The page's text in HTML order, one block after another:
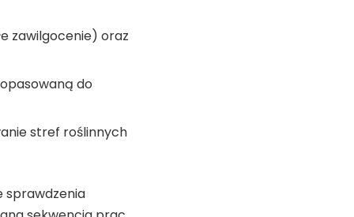
zawilgocenie) oraz
do
stref roślinnych
sprawdzenia